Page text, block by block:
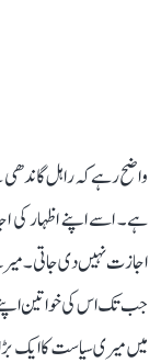
واضح رہے کہ راہل گاندھی
ہے۔ اسے اپنے اظہار کی
اجازت نہیں دی جاتی۔
جب تک اس کی خواتین اپنے
میں میری سیاست کا ایک